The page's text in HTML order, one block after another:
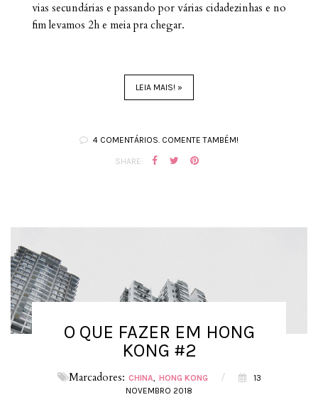
vias secundárias e passando por várias cidadezinhas e no
fim levamos 2h e meia pra chegar.
LEIA MAIS! »
4 COMENTÁRIOS. COMENTE TAMBÉM!
SHARE:
O QUE FAZER EM HONG
KONG #2
Marcadores: CHINA HONG KONG /
13
NOVEMBRO 2018